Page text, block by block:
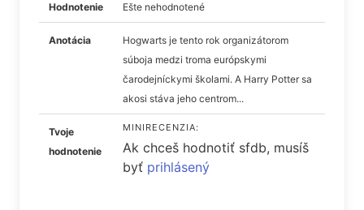
Hodnotenie Ešte nehodnotené
Anotácia
Hogwarts je tento rok organizátorom
súboja medzi troma európskymi
čarodejníckymi školami. A Harry Potter sa
akosi stáva jeho centrom...
Tvoje
hodnotenie
MINIRECENZIA:
Ak chceš hodnotiť sfdb, musíš
byť prihlásený